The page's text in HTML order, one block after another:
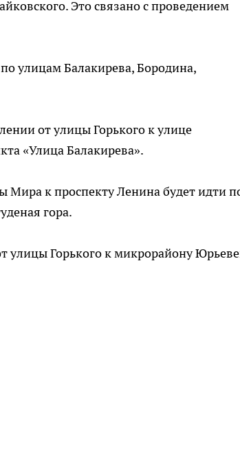
Это связано с проведением
улицам Балакирева, Бородина,
от улицы Горького к улице
«Улица Балакирева».
Мира к проспекту Ленина будет идти
гора.
улицы Горького к микрорайону